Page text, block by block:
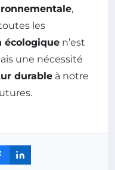
,
les
écologique n’est
une nécessité
durable à notre